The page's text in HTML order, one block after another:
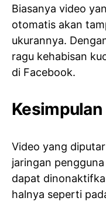
Biasanya video
otomatis akan
ukurannya.
ragu kehabisan
di Facebook.
Kesimpulan
Video yang
jaringan
dapat
halnya seperti